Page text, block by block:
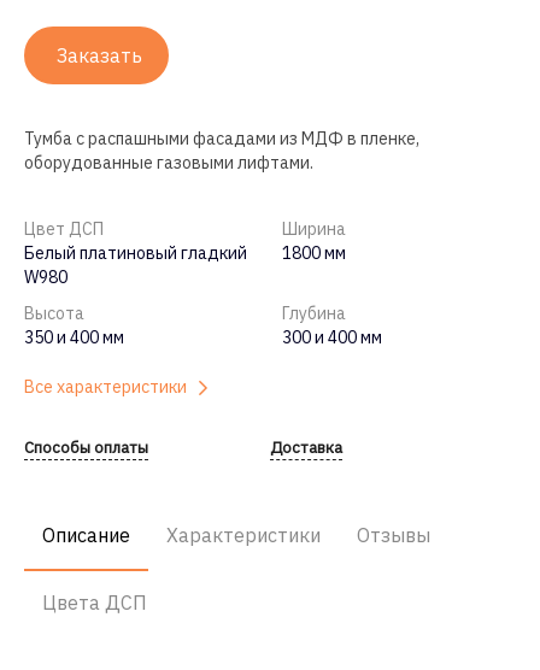
Заказать
Тумба с распашными фасадами из МДФ в пленке,
оборудованные газовыми лифтами.
Цвет ДСП
Белый платиновый гладкий
W980
Ширина
1800 мм
Высота
350 и 400 мм
Глубина
300 и 400 мм
Все характеристики
Способы оплаты Доставка
Описание Характеристики Отзывы
Цвета ДСП